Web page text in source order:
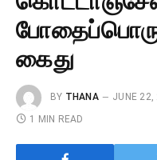
கைது
BY THANA JUNE 22,
1 MIN READ